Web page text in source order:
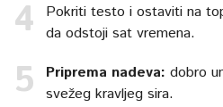
Pokriti testo i ostaviti na
da odstoji sat vremena.
Priprema nadeva: dobro
svežeg kravljeg sira.